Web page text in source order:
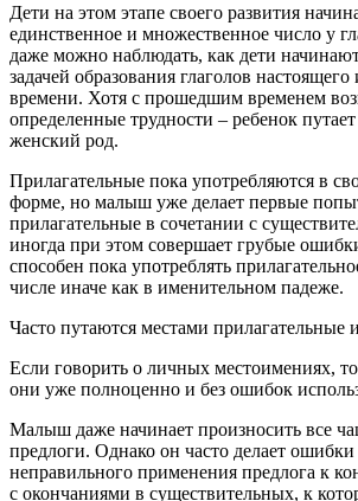
Дети на этом этапе своего развития
единственное и множественное число у
даже можно наблюдать, как дети начинают
задачей образования глаголов
времени. Хотя с прошедшим временем
определенные трудности – ребенок
женский род.
Прилагательные пока употребляются в
форме, но малыш уже делает первые
прилагательные в сочетании с
иногда при этом совершает грубые
способен пока употреблять
числе иначе как в именительном падеже.
Часто путаются местами прилагательные
Если говорить о личных местоимениях,
они уже полноценно и без ошибок
Малыш даже начинает произносить все
предлоги. Однако он часто делает
неправильного применения предлога к
с окончаниями в существительных, к